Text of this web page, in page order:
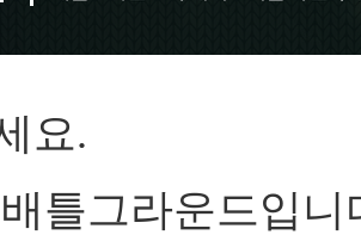
요.
틀그라운드입니